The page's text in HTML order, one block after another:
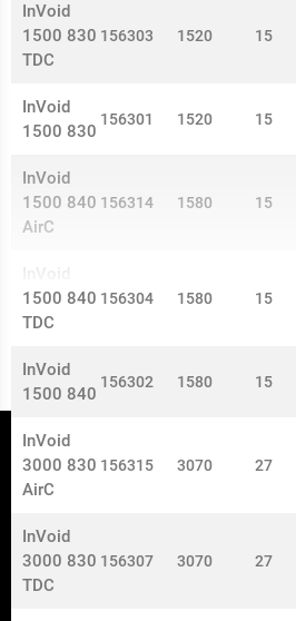
InVoid
1500 830
TDC
156303 1520 15
InVoid
1500 830
156301 1520 15
InVoid
1500 840
AirC
156314 1580 15
1500 840
TDC
156304 1580 15
InVoid
1500 840
156302 1580 15
InVoid
3000 830
AirC
156315 3070 27
InVoid
3000 830
TDC
156307 3070 27